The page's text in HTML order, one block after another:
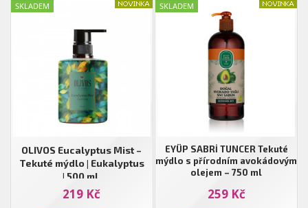
OLIVOS Eucalyptus Mist –
Tekuté mýdlo | Eukalyptus
| 500 ml
219 Kč
SKLADEM
EYÜP SABRİ TUNCER Tekuté
mýdlo s přírodním avokádovým
olejem – 750 ml
259 Kč
SKLADEM